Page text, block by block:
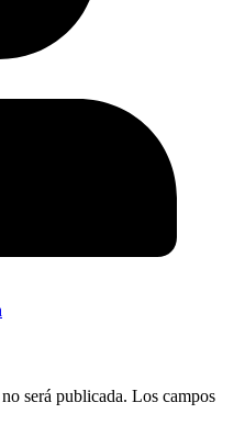
será publicada. Los campos